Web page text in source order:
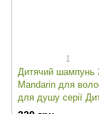
1
Дитячий шампунь
Mandarin для
для душу серії